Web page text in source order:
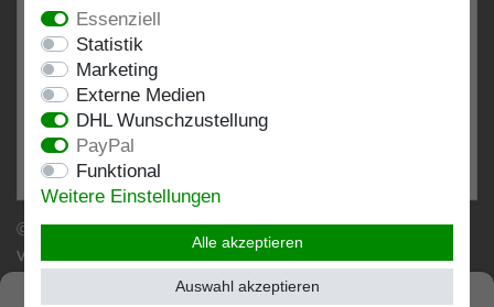
bei: shopvote.de, Amazon
Bewertungsprofil bei SHOPVOTE.DE ansehen
Informationen zur Echtheit von Kundenbewertungen
© Copyright 2026 | Stockshop.de GmbH. Alle Rechte
vorbehalten.
Essenziell
Statistik
Marketing
Externe Medien
DHL Wunschzustellung
PayPal
Funktional
Weitere Einstellungen
Alle akzeptieren
Auswahl akzeptieren
SEHR GUT